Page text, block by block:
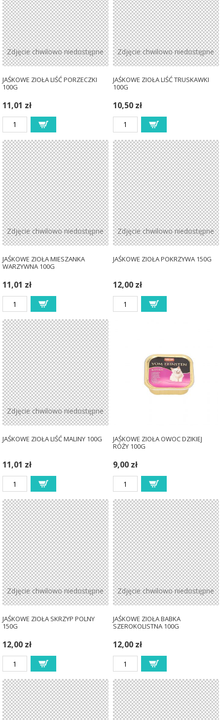
Zdjęcie chwilowo niedostępne
JAŚKOWE ZIOŁA LIŚĆ PORZECZKI
100G
11,01 zł
Zdjęcie chwilowo niedostępne
JAŚKOWE ZIOŁA LIŚĆ TRUSKAWKI
100G
10,50 zł
Zdjęcie chwilowo niedostępne
JAŚKOWE ZIOŁA MIESZANKA
WARZYWNA 100G
11,01 zł
Zdjęcie chwilowo niedostępne
JAŚKOWE ZIOŁA POKRZYWA 150G
12,00 zł
Zdjęcie chwilowo niedostępne
JAŚKOWE ZIOŁA LIŚĆ MALINY 100G
11,01 zł
JAŚKOWE ZIOŁA OWOC DZIKIEJ
RÓŻY 100G
9,00 zł
Zdjęcie chwilowo niedostępne
JAŚKOWE ZIOŁA SKRZYP POLNY
150G
12,00 zł
Zdjęcie chwilowo niedostępne
JAŚKOWE ZIOŁA BABKA
SZEROKOLISTNA 100G
12,00 zł